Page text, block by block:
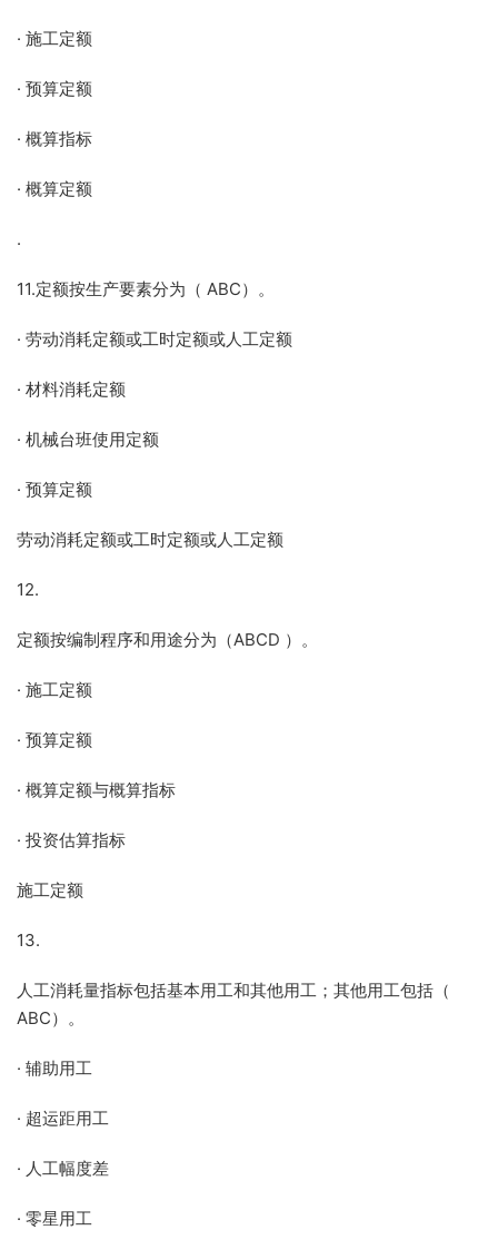
· 施工定额
· 预算定额
· 概算指标
· 概算定额
.
11.定额按生产要素分为（ ABC）。
· 劳动消耗定额或工时定额或人工定额
· 材料消耗定额
· 机械台班使用定额
· 预算定额
劳动消耗定额或工时定额或人工定额
12.
定额按编制程序和用途分为（ABCD ）。
· 施工定额
· 预算定额
· 概算定额与概算指标
· 投资估算指标
施工定额
13.
人工消耗量指标包括基本用工和其他用工；其他用工包括（
ABC）。
· 辅助用工
· 超运距用工
· 人工幅度差
· 零星用工